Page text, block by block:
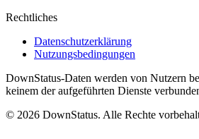
Rechtliches
Datenschutzerklärung
Nutzungsbedingungen
DownStatus-Daten werden von Nutzern
keinem der aufgeführten Dienste
© 2026 DownStatus. Alle Rechte